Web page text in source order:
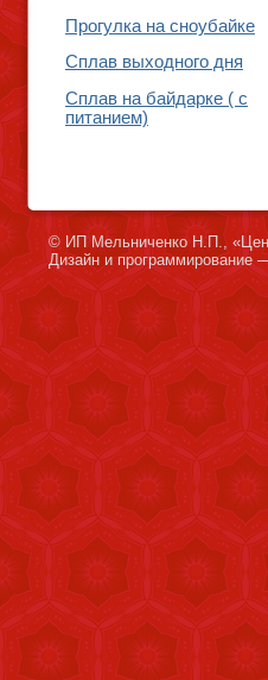
Прогулка на сноубайке
Сплав выходного дня
Сплав на байдарке ( с
питанием)
© ИП Мельниченко Н.П.,
Дизайн и программирование